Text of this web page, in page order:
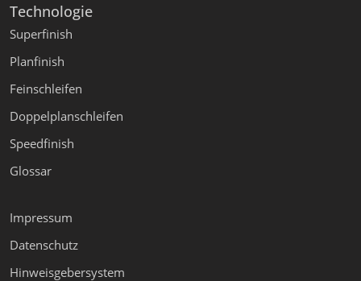
Technologie
Superfinish
Planfinish
Feinschleifen
Doppelplanschleifen
Speedfinish
Glossar
Impressum
Datenschutz
Hinweisgebersystem